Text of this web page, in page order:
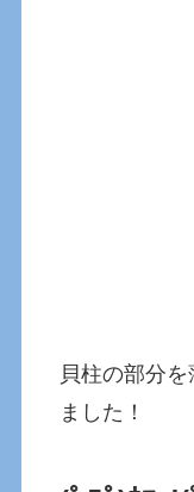
貝柱の部分
ました！